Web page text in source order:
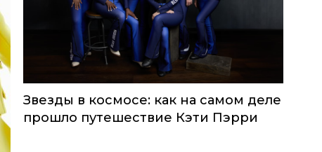
Звезды в космосе: как на самом деле
прошло путешествие Кэти Пэрри